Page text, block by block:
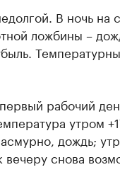
В ночь на
ложбины –
рабочий
утром
дождь;
снова